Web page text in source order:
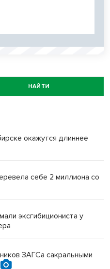
НАЙТИ
окажутся длиннее
себе 2 миллиона со
эксгибициониста у
ЗАГСа сакральными